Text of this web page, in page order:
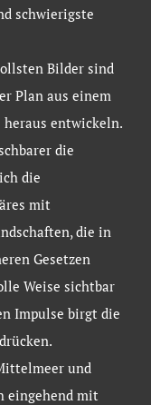
schwierigste
Bilder sind
Plan aus einem
heraus entwickeln.
die
die
mit
die in
Gesetzen
Weise sichtbar
Impulse birgt die
und
eingehend mit